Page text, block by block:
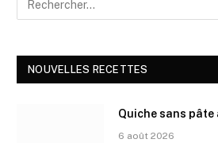
NOUVELLES RECETTES
Quiche sans
6 août 2026